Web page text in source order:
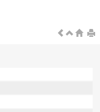
przez administratora
z Pani/Pana
razie wniesienia
ważnych prawnie